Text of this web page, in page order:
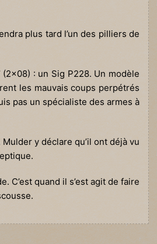
plus tard l’un des pilliers de
(2×08) : un Sig P228. Un modèle
les mauvais coups perpétrés
pas un spécialiste des armes à
Mulder y déclare qu’il ont déjà vu
C’est quand il s’est agit de faire